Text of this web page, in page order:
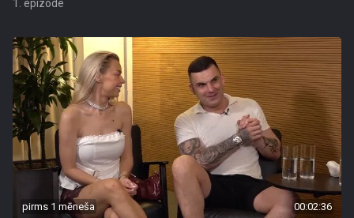
1. epizode
pirms 1 mēneša 00:02:36